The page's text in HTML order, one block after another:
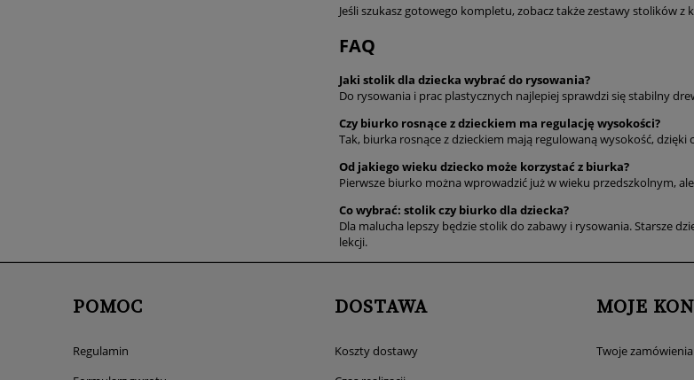
Jeśli szukasz gotowego kompletu, zobacz także zestawy stolików z
FAQ
Jaki stolik dla dziecka wybrać do rysowania?
Do rysowania i prac plastycznych najlepiej sprawdzi się stabilny
Czy biurko rosnące z dzieckiem ma regulację wysokości?
Tak, biurka rosnące z dzieckiem mają regulowaną wysokość,
Od jakiego wieku dziecko może korzystać z biurka?
Pierwsze biurko można wprowadzić już w wieku przedszkolnym,
Co wybrać: stolik czy biurko dla dziecka?
Dla malucha lepszy będzie stolik do zabawy i rysowania. Starsze
lekcji.
POMOC
Regulamin
DOSTAWA
Koszty dostawy
MOJE
Twoje zamówienia